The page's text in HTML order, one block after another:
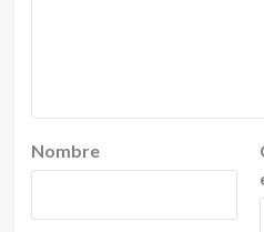
Nombre